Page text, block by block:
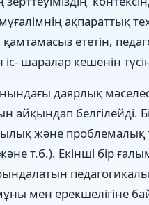
ақпараттық
ететін,
шаралар кешенін
даярлық
айқындап белгілейді.
жəне проблемалық
т.б.). Екінші бір
педагогикалық
мен ерекшелігіне